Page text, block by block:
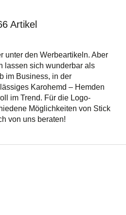
Artikel
unter den Werbeartikeln. Aber
lassen sich wunderbar als
im Business, in der
Karohemd – Hemden
im Trend. Für die Logo-
Möglichkeiten von Stick
von uns beraten!